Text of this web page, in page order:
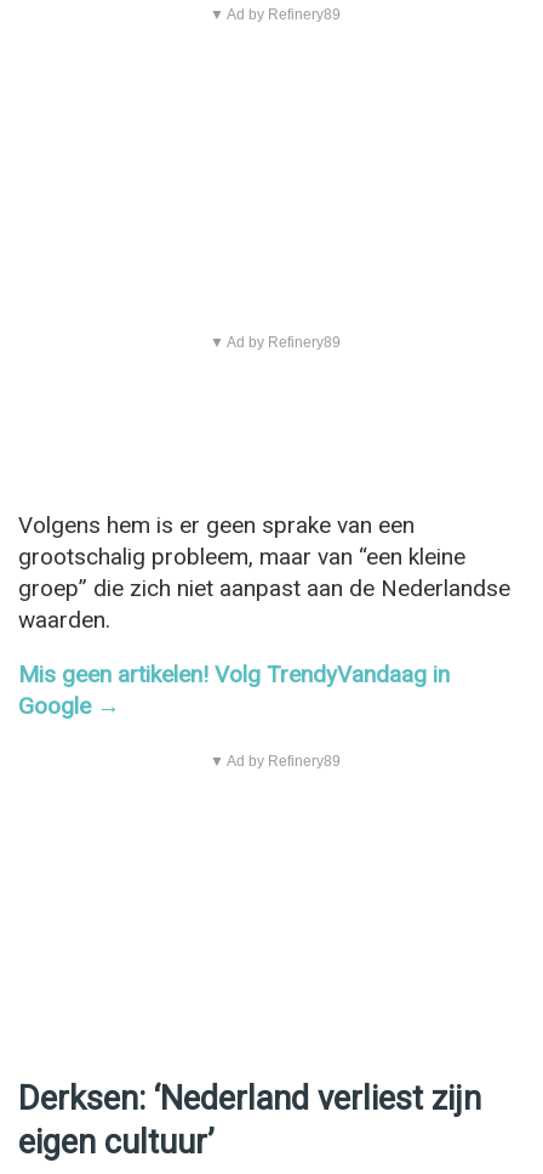
▼ Ad by Refinery89
▼ Ad by Refinery89
Volgens hem is er geen sprake van een
grootschalig probleem, maar van “een kleine
groep” die zich niet aanpast aan de Nederlandse
waarden.
Mis geen artikelen! Volg TrendyVandaag in
Google →
▼ Ad by Refinery89
Derksen: ‘Nederland verliest zijn
eigen cultuur’